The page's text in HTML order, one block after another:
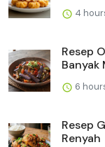
4
Resep
Banyak
6
Resep
Renyah